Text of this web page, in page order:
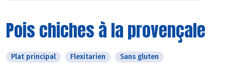
Pois chiches à la provençale
Plat principal Flexitarien
Sans gluten